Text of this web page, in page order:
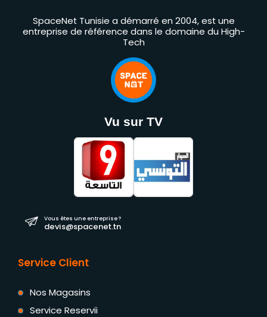
SpaceNet Tunisie a démarré en 2004, est une
entreprise de référence dans le domaine du High-
Tech
Vu sur TV
Vous êtes une entreprise ?
devis@spacenet.tn
Service Client
Nos Magasins
Service Reservii